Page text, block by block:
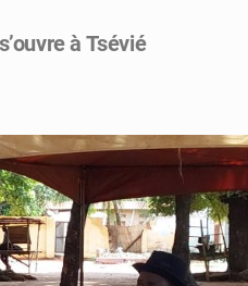
à Tsévié